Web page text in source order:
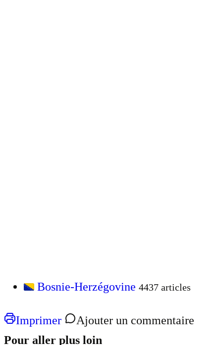
Bosnie-Herzégovine 4437 articles
Imprimer
Ajouter un commentaire
Pour aller plus loin